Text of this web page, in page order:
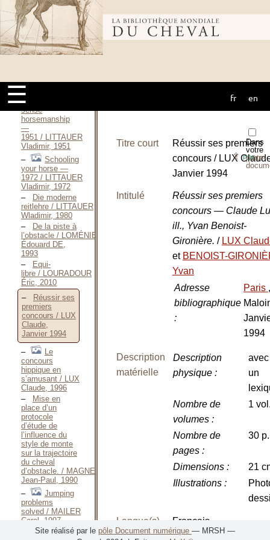
Bibliothèque
mondiale du
cheval
☰ fr en
Vladimir, 1931
about riding
forward / LITTAUER
Vladimir, 1938
Vladimir, 1941
sense
horsemanship
—
1951 / LITTAUER
Vladimir, 1951
Schooling
your horse —
1972 / LITTAUER
Vladimir, 1972
Die moderne
reitlehre / LITTAUER
Wladimir, 1980
De la piste à
l’obstacle / LOMÉNIE
Édouard DE,
1993
Equi-
libre / LOURADOUR
Éric, 2010
Réussir ses
premiers
concours / LUX
Claude,
Janvier 1994
Le
concours
hippique en
s’amusant / LUX
Claude, 1996
Mise en
place d’un
protocole
d’étude de
l’influence du
style de monte
sur la trajectoire
du cheval
d’obstacle. / MAGNEN
Jean-Paul, 1990
Jumping
problems
solved / MAILER
Carol, 1997
Saut
Dans
votre
porte-
⇪PDF
Titre court
Réussir ses premiers
concours / LUX
Janvier 1994
Intitulé
Réussir ses premiers
concours — Claude
ill., Yvan Benoist-
Gironière. / LUX
et BENOIST-
Yvan
Adresse
bibliographique
:
Paris ,
1994
Description
matérielle
Description
physique:
avec
un
Nombre de
volumes:
1
Nombre de
pages:
30 p.
Dimensions:
21
Illustrations:
Langue(s) Français
Site réalisé par le pôle Document numérique — MRSH —